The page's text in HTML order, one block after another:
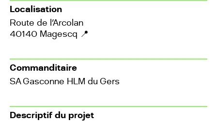
Localisation
Route de l'Arcolan
40140 Magescq 📍
Commanditaire
SA Gasconne HLM du Gers
Descriptif du projet